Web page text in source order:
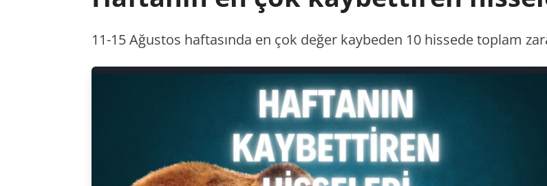
11-15 Ağustos haftasında en çok değer kaybeden 10 hissede toplam